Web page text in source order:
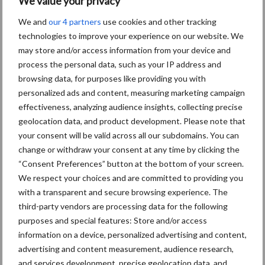
We and our 4 partners use cookies and other tracking
technologies to improve your experience on our website. We
may store and/or access information from your device and
process the personal data, such as your IP address and
browsing data, for purposes like providing you with
personalized ads and content, measuring marketing campaign
effectiveness, analyzing audience insights, collecting precise
geolocation data, and product development. Please note that
your consent will be valid across all our subdomains. You can
change or withdraw your consent at any time by clicking the
“Consent Preferences” button at the bottom of your screen.
We respect your choices and are committed to providing you
with a transparent and secure browsing experience. The
third-party vendors are processing data for the following
purposes and special features: Store and/or access
information on a device, personalized advertising and content,
advertising and content measurement, audience research,
and services development, precise geolocation data, and
“Hoge verwachtingen van schijven voor kouters”
Caterpillar breidt gamma elektrische bulldozers uit
Nieuwe compacte gedragen pootcombinatie van AVR
Recente reacties
Paul Jacobsop Fendt kondigt nieuwe trekker aan deze
Bart PersoonopFendt kondigt nieuwe trekker aan deze
herfst